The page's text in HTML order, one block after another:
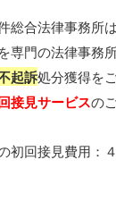
総合法律事務所
を専門の法律事務
起訴処分獲得を
接見サービスの
初回接見費用：